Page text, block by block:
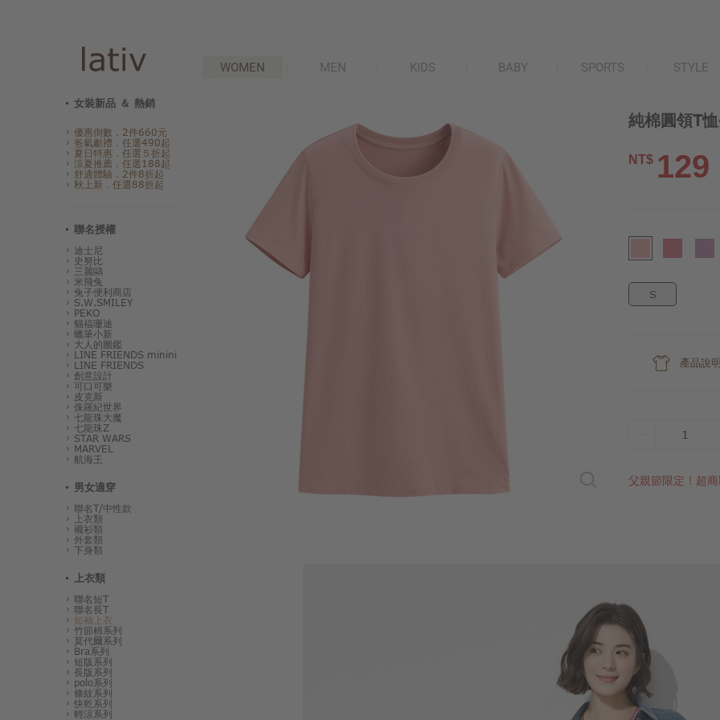
WOMEN MEN KIDS BABY SPORTS STYLE
女裝新品 ＆ 熱銷
優惠倒數．2件660元
爸氣獻禮．任選490起
夏日特惠．任選５折起
涼夏推薦．任選188起
舒適體驗．2件8折起
秋上新．任選88折起
聯名授權
迪士尼
史努比
三麗鷗
米飛兔
兔子便利商店
S.W.SMILEY
PEKO
貓福珊迪
蠟筆小新
大人的圖鑑
LINE FRIENDS minini
LINE FRIENDS
創意設計
可口可樂
皮克斯
侏羅紀世界
七龍珠大魔
七龍珠Z
STAR WARS
MARVEL
航海王
男女適穿
聯名T/中性款
上衣類
襯衫類
外套類
下身類
上衣類
聯名短T
聯名長T
短袖上衣
竹節棉系列
莫代爾系列
Bra系列
短版系列
長版系列
polo系列
條紋系列
快乾系列
輕涼系列
純棉圓領T
NT$ 129
S
產品說
1
父親節限定！超